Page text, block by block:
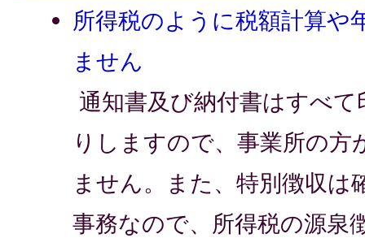
所得税のように税額計算や
ません
通知書及び納付書はすべ
りしますので、事業所の方
ません。また、特別徴収は
事務なので、所得税の源泉